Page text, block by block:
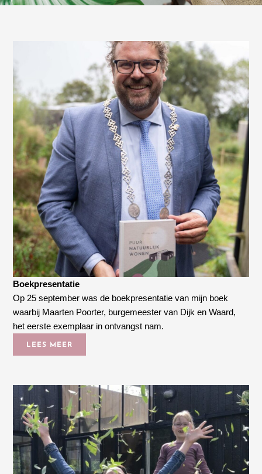
Boekpresentatie
Op 25 september was de boekpresentatie van mijn boek
waarbij Maarten Poorter, burgemeester van Dijk en Waard,
het eerste exemplaar in ontvangst nam.
LEES MEER